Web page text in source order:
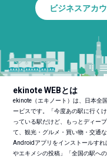
ビジネスアカ
ekinote WEBとは
ekinote（エキノート）は、日本全
ービスです。「今度あの駅に行く
っている駅だけど、もっとディー
て、観光・グルメ・買い物・交通
Androidアプリをインストールす
やエキメシの投稿」「全国の駅へ